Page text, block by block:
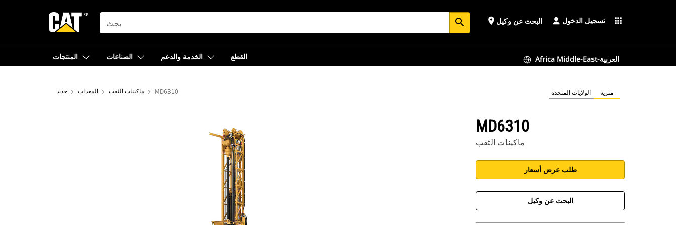
SEARCH search place البحث عن وكيل تسجيل الدخول apps
المنتجات الصناعات الخدمة والدعم القطع Africa Middle-East-العربية
جديد المعدات ماكينات الثقب MD6310 الولايات المتحدة مترية
MD6310
ماكينات الثقب
طلب عرض أسعار
البحث عن وكيل